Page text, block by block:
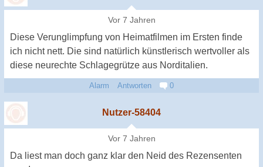
Vor 7 Jahren
Diese Verunglimpfung von Heimatfilmen im Ersten finde
ich nicht nett. Die sind natürlich künstlerisch wertvoller als
diese neurechte Schlagegrütze aus Norditalien.
Alarm Antworten 0
Nutzer-58404
Vor 7 Jahren
Da liest man doch ganz klar den Neid des Rezensenten